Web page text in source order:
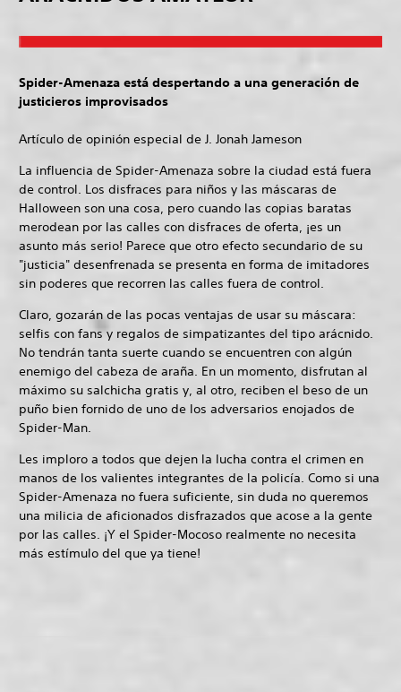
Spider-Amenaza está despertando a una generación de
justicieros improvisados
Artículo de opinión especial de J. Jonah Jameson
La influencia de Spider-Amenaza sobre la ciudad está fuera
de control. Los disfraces para niños y las máscaras de
Halloween son una cosa, pero cuando las copias baratas
merodean por las calles con disfraces de oferta, ¡es un
asunto más serio! Parece que otro efecto secundario de su
"justicia" desenfrenada se presenta en forma de imitadores
sin poderes que recorren las calles fuera de control.
Claro, gozarán de las pocas ventajas de usar su máscara:
selfis con fans y regalos de simpatizantes del tipo arácnido.
No tendrán tanta suerte cuando se encuentren con algún
enemigo del cabeza de araña. En un momento, disfrutan al
máximo su salchicha gratis y, al otro, reciben el beso de un
puño bien fornido de uno de los adversarios enojados de
Spider-Man.
Les imploro a todos que dejen la lucha contra el crimen en
manos de los valientes integrantes de la policía. Como si una
Spider-Amenaza no fuera suficiente, sin duda no queremos
una milicia de aficionados disfrazados que acose a la gente
por las calles. ¡Y el Spider-Mocoso realmente no necesita
más estímulo del que ya tiene!